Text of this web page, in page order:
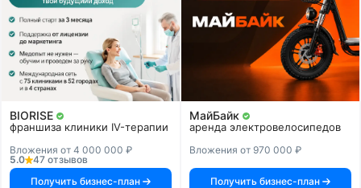
BIORISE
франшиза клиники IV-терапии
Вложения от 4 000 000 ₽
5.0
47 отзывов
Получить бизнес-план
МайБайк
аренда электровелосипедов
Вложения от 970 000 ₽
Получить бизнес-план